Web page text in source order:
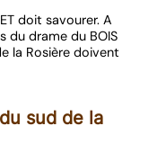
doit savourer. A
du drame du BOIS
la Rosière doivent
sud de la